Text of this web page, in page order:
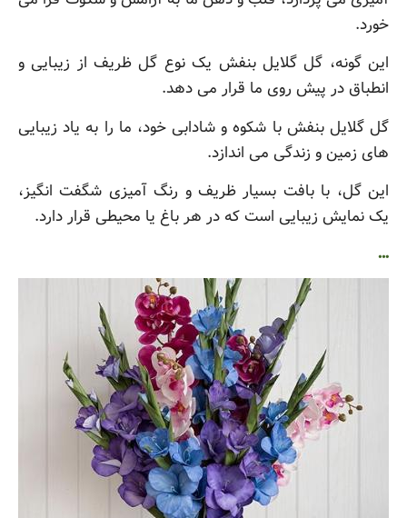
خورد.
این گونه، گل گلایل بنفش یک نوع گل ظریف از زیبایی و
انطباق در پیش روی ما قرار می دهد.
گل گلایل بنفش با شکوه و شادابی خود، ما را به یاد زیبایی
های زمین و زندگی می اندازد.
این گل، با بافت بسیار ظریف و رنگ آمیزی شگفت انگیز،
یک نمایش زیبایی است که در هر باغ یا محیطی قرار دارد.
…